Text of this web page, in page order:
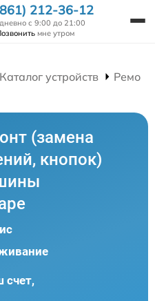
212-36-12
с 9:00 до 21:00
мне утром
Каталог устройств
(замена
кнопок)
счет,